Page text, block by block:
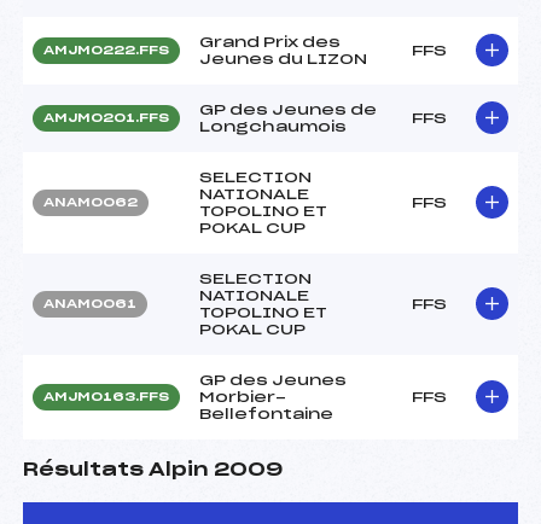
AMJM0222.FFS
Grand Prix des
Jeunes du LIZON
FFS
AMJM0201.FFS
GP des Jeunes de
Longchaumois
FFS
ANAM0062
SELECTION
NATIONALE
TOPOLINO ET
POKAL CUP
FFS
ANAM0061
SELECTION
NATIONALE
TOPOLINO ET
POKAL CUP
FFS
AMJM0163.FFS
GP des Jeunes
Morbier-
Bellefontaine
FFS
Résultats Alpin 2009